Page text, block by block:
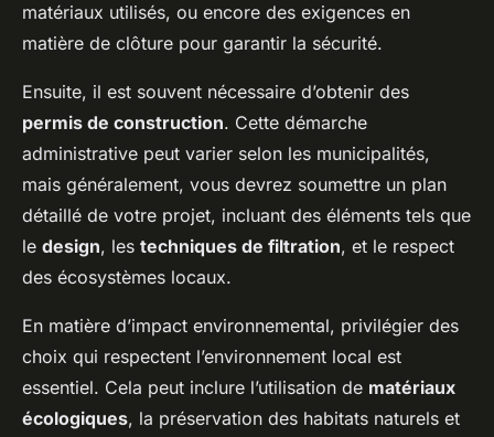
matériaux utilisés, ou encore des exigences en
matière de clôture pour garantir la sécurité.
Ensuite, il est souvent nécessaire d’obtenir des
permis de construction. Cette démarche
administrative peut varier selon les municipalités,
mais généralement, vous devrez soumettre un plan
détaillé de votre projet, incluant des éléments tels que
le design, les techniques de filtration, et le respect
des écosystèmes locaux.
En matière d’impact environnemental, privilégier des
choix qui respectent l’environnement local est
essentiel. Cela peut inclure l’utilisation de matériaux
écologiques, la préservation des habitats naturels et